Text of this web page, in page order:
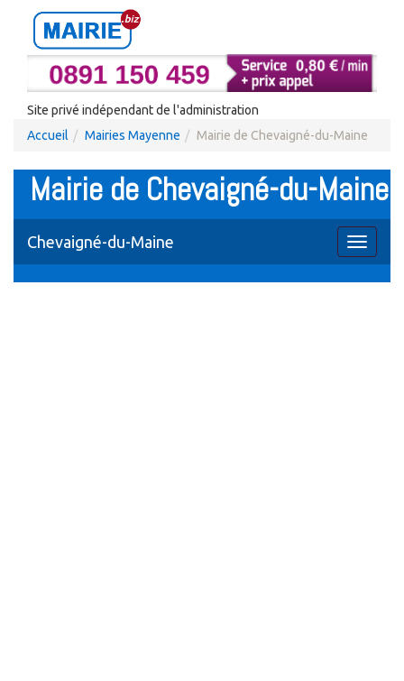
Site privé indépendant de l'administration
Accueil
Mairies Mayenne Mairie de Chevaigné-du-Maine
Mairie de Chevaigné-du-Maine
Toggle
Chevaigné-du-Maine